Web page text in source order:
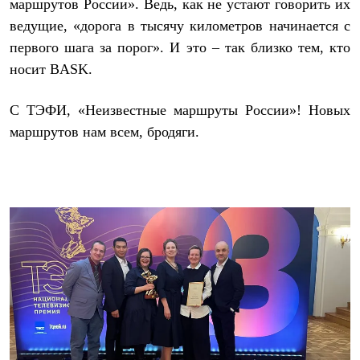
Чуни
Уход за обувью
Аксессуары
Головные уборы
Шапки
Кепки и бейсболки
Шарфы
Полезные аксессуары
Брелки
Ремни
Шевроны
Опушки
Термоковрики
Уход за одеждой
В Арктику
Коллекции
маршрутов России». Ведь, как не устают говорить их
ведущие, «дорога в тысячу километров начинается с
первого шага за порог». И это – так близко тем, кто
носит BASK.
С ТЭФИ, «Неизвестные маршруты России»! Новых
маршрутов нам всем, бродяги.